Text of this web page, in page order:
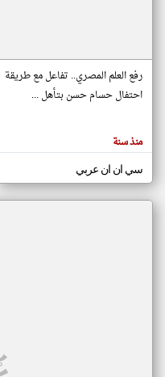
المقالات
الموجوده
هنا عن
رفع العلم المصري.. تفاعل مع طريقة
احتفال حسام حسن بتأهل ...
منذ سنة
سي ان ان عربي